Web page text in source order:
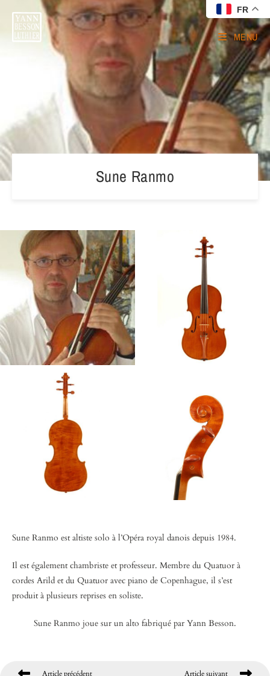
MENU
Sune Ranmo
Sune Ranmo est altiste solo à l’Opéra royal danois depuis 1984.
Il est également chambriste et professeur. Membre du Quatuor à
cordes Arild et du Quatuor avec piano de Copenhague, il s’est
produit à plusieurs reprises en soliste.
Sune Ranmo joue sur un alto fabriqué par Yann Besson.
Article précédent
Article suivant
FR